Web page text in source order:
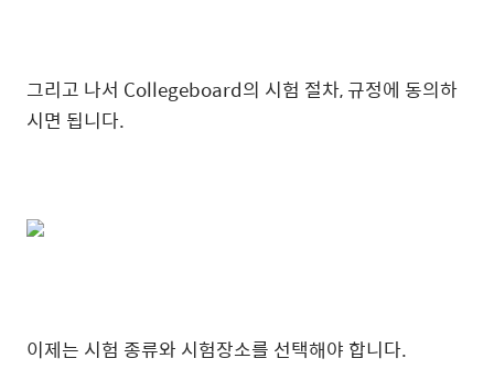
그리고 나서 Collegeboard의 시험 절차, 규정에 동의하
시면 됩니다.
이제는 시험 종류와 시험장소를 선택해야 합니다.